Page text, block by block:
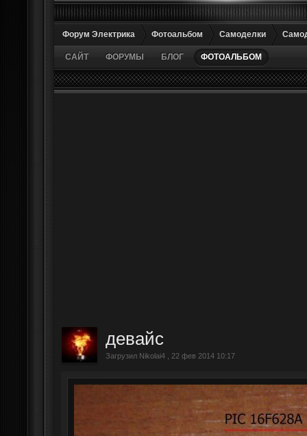
Форум Электрика Фотоальбом Самоделки
САЙТ ФОРУМЫ БЛОГ ФОТОАЛЬБОМ
девайс
Загрузил Nikolai4 , 22 фев 2014 10:17